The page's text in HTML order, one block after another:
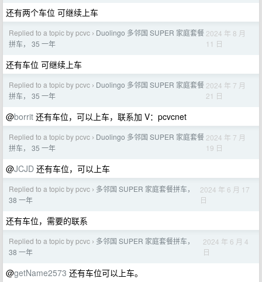
还有两个车位 可继续上车
Replied to a topic by pcvc › Duolingo 多邻国 SUPER 家庭套餐
拼车， 35 一年
2024 年 8 月
11 日
还有车位 可继续上车
Replied to a topic by pcvc › Duolingo 多邻国 SUPER 家庭套餐
拼车， 35 一年
2024 年 7 月
21 日
@borrit 还有车位，可以上车，联系加 V：pcvcnet
Replied to a topic by pcvc › Duolingo 多邻国 SUPER 家庭套餐
拼车， 35 一年
2024 年 7 月
19 日
@JCJD 还有车位，可以上车
Replied to a topic by pcvc › 多邻国 SUPER 家庭套餐拼车，
38 一年
2024 年 6 月 17
日
还有车位，需要的联系
Replied to a topic by pcvc › 多邻国 SUPER 家庭套餐拼车，
38 一年
2024 年 6 月 4
日
@getName2573 还有车位可以上车。